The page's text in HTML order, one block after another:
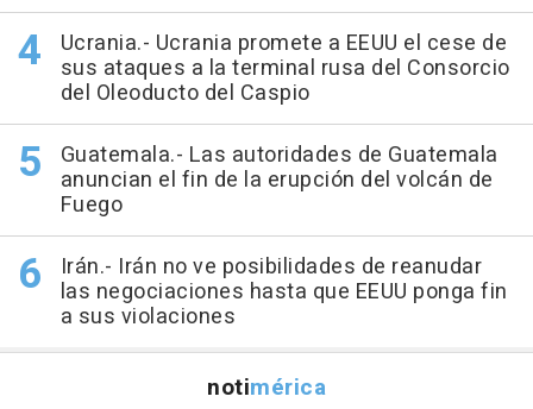
Ucrania.- Ucrania promete a EEUU el cese de
sus ataques a la terminal rusa del Consorcio
del Oleoducto del Caspio
Guatemala.- Las autoridades de Guatemala
anuncian el fin de la erupción del volcán de
Fuego
Irán.- Irán no ve posibilidades de reanudar
las negociaciones hasta que EEUU ponga fin
a sus violaciones
notimérica